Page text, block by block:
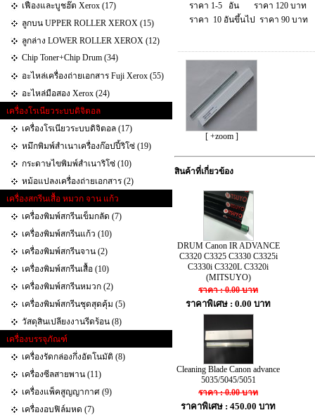
เฟืองและบูชฮ๊ต Xerox (17)
ลูกบน UPPER ROLLER XEROX (15)
ลูกล่าง LOWER ROLLER XEROX (12)
Chip Toner+Chip Drum (34)
อะไหล่เครื่องถ่ายเอกสาร Fuji Xerox (55)
อะไหล่มือสอง Xerox (24)
เครื่องโรเนียวระบบดิจิตอล
เครื่องโรเนียวระบบดิจิตอล (17)
หมึกพิมพ์สำเนาเครื่องก๊อปปี้ริโซ่ (19)
กระดาษไขพิมพ์สำเนาริโซ่ (10)
หม้อแปลงเครื่องถ่ายเอกสาร (2)
เครื่องสกรีนเสื้อ หมวก จาน แก้ว
เครื่องพิมพ์สกรีนเข็มกลัด (7)
เครื่องพิมพ์สกรีนแก้ว (10)
เครื่องพิมพ์สกรีนจาน (2)
เครื่องพิมพ์สกรีนเสื้อ (10)
เครื่องพิมพ์สกรีนหมวก (2)
เครื่องพิมพ์สกรีนชุดสุดคุ้ม (5)
วัสดุสินเปลียงงานรีดร้อน (8)
เครื่องบรรจุภัณฑ์
เครื่องรัดกล่องกึ่งอัตโนมัติ (8)
เครื่องซีลสายพาน (11)
เครื่องแพ็คสูญญากาศ (9)
เครื่องอบฟิล์มหด (7)
ราคา 1-5 อัน ราคา 120 บาท
ราคา 10 อันขึ้นไป ราคา 90 บาท
[ +zoom ]
สินค้าที่เกี่ยวข้อง
DRUM Canon IR ADVANCE
C3320 C3325 C3330 C3325i
C3330i C3320L C3320i
(MITSUYO)
ราคา : 0.00 บาท
ราคาพิเศษ : 0.00 บาท
Cleaning Blade Canon advance
5035/5045/5051
ราคา : 0.00 บาท
ราคาพิเศษ : 450.00 บาท